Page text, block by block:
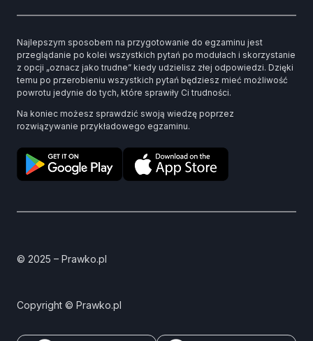
Najlepszym sposobem na przygotowanie do egzaminu jest
przeglądanie po kolei wszystkich pytań po modułach i skorzystanie
z opcji „oznacz jako trudne” kiedy udzielisz złej odpowiedzi. Dzięki
temu po przerobieniu wszystkich pytań będziesz mieć możliwość
powrotu jedynie do tych, które sprawiły Ci trudności.
Na koniec możesz sprawdzić swoją wiedzę poprzez
rozwiązywanie przykładowego egzaminu.
© 2025 – Prawko.pl
Copyright © Prawko.pl